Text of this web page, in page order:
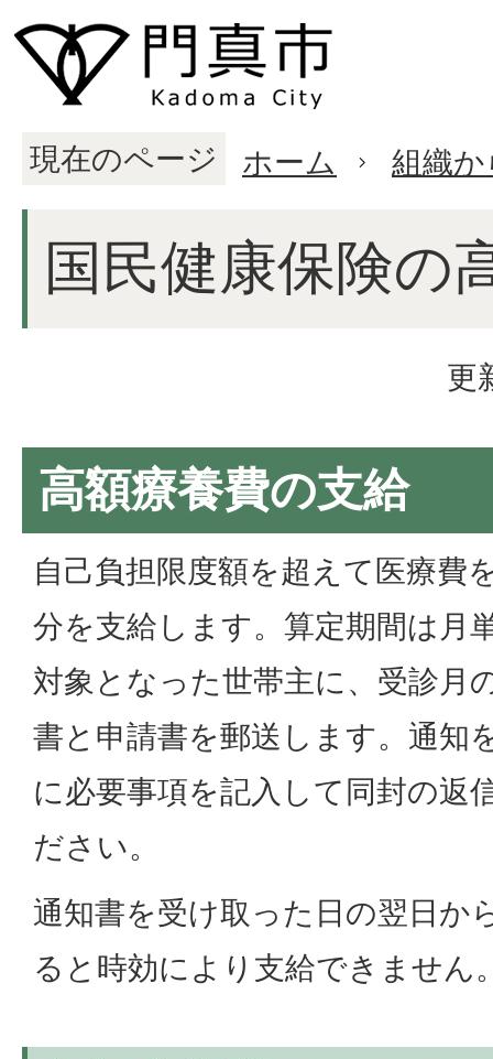
現在のページ ホーム 組織
国民健康保険の
更
高額療養費の支給
自己負担限度額を超えて医療費
分を支給します。算定期間は月
対象となった世帯主に、受診月
書と申請書を郵送します。通知
に必要事項を記入して同封の返
ださい。
通知書を受け取った日の翌日か
ると時効により支給できません